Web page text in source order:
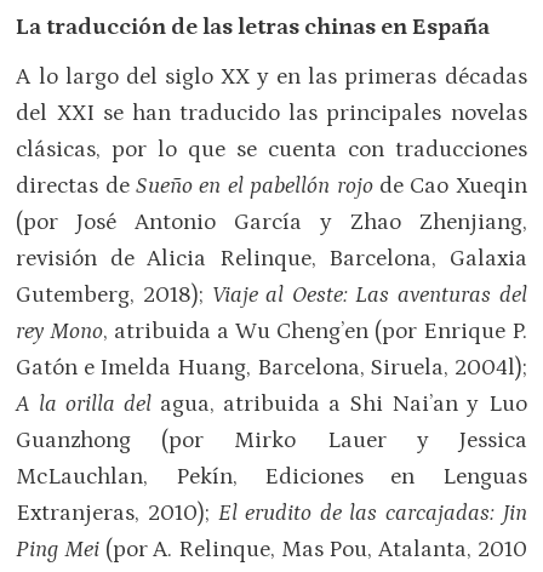
La traducción de las letras chinas en España
A lo largo del siglo XX y en las primeras décadas
del XXI se han traducido las principales novelas
clásicas, por lo que se cuenta con traducciones
directas deSueño en el pabellón rojo de Cao Xueqin
(por José Antonio García y Zhao Zhenjiang,
revisión de Alicia Relinque, Barcelona, Galaxia
Gutemberg, 2018); Viaje al Oeste: Las aventuras del
rey Mono, atribuida a Wu Cheng’en (por Enrique P.
Gatón e Imelda Huang, Barcelona, Siruela, 2004l);
A la orilla del agua, atribuida a Shi Nai’an y Luo
Guanzhong (por Mirko Lauer y Jessica
McLauchlan, Pekín, Ediciones en Lenguas
Extranjeras, 2010); El erudito de las carcajadas: Jin
Ping Mei (por A. Relinque, Mas Pou, Atalanta, 2010